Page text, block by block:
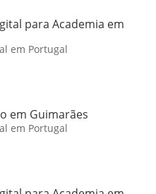
para Academia em
em Portugal
em Guimarães
em Portugal